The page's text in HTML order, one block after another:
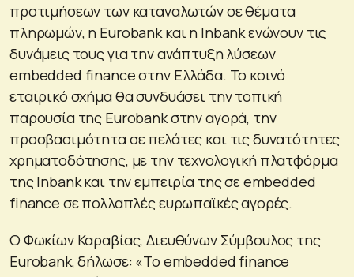
προτιμήσεων των καταναλωτών σε θέματα
πληρωμών, η Eurobank και η Inbank ενώνουν τις
δυνάμεις τους για την ανάπτυξη λύσεων
embedded finance στην Ελλάδα. Το κοινό
εταιρικό σχήμα θα συνδυάσει την τοπική
παρουσία της Eurobank στην αγορά, την
προσβασιμότητα σε πελάτες και τις δυνατότητες
χρηματοδότησης, με την τεχνολογική πλατφόρμα
της Inbank και την εμπειρία της σε embedded
finance σε πολλαπλές ευρωπαϊκές αγορές.
Ο Φωκίων Καραβίας, Διευθύνων Σύμβουλος της
Eurobank, δήλωσε: «Το embedded finance